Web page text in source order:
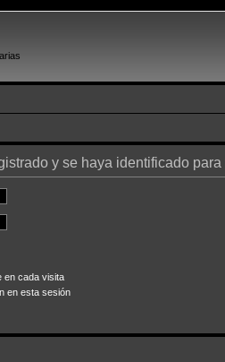
y se haya identificado para
en cada visita
en esta sesión